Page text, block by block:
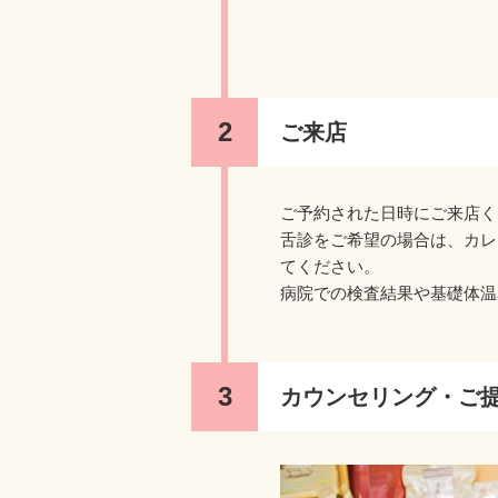
ご来店
ご予約された日時にご来店
舌診をご希望の場合は、カ
てください。
病院での検査結果や基礎体
カウンセリング・ご